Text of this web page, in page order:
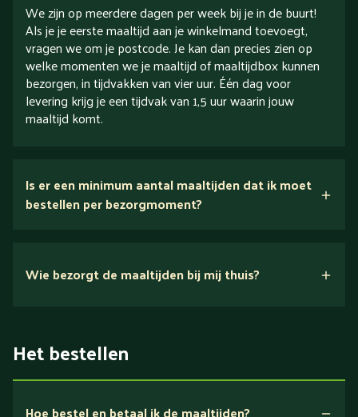
We zijn op meerdere dagen per week bij je in de buurt!
Als je je eerste maaltijd aan je winkelmand toevoegt,
vragen we om je postcode. Je kan dan precies zien op
welke momenten we je maaltijd of maaltijdbox kunnen
bezorgen, in tijdvakken van vier uur. Één dag voor
levering krijg je een tijdvak van 1,5 uur waarin jouw
maaltijd komt.
Is er een minimum aantal maaltijden dat ik moet
bestellen per bezorgmoment?
Wie bezorgt de maaltijden bij mij thuis?
Het bestellen